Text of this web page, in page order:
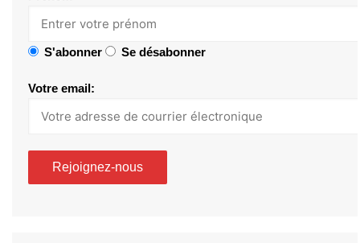
S'abonner Se désabonner
Votre email: